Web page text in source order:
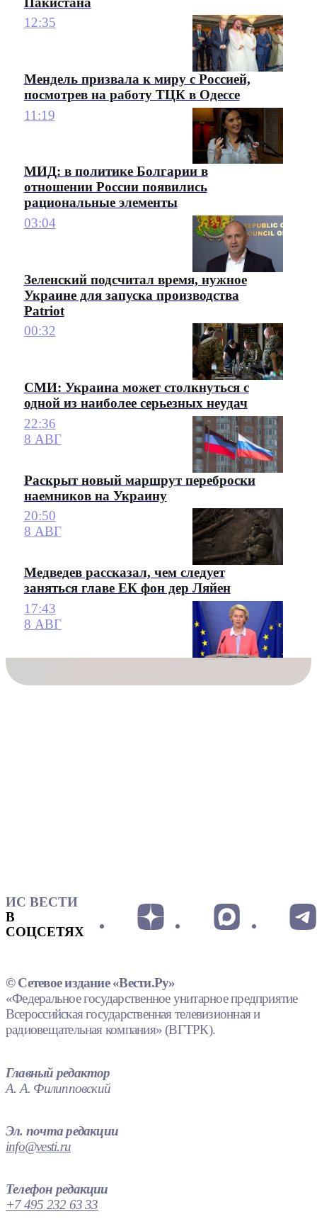
12:35
Мендель призвала к миру с Россией,
посмотрев на работу ТЦК в Одессе
11:19
МИД: в политике Болгарии в
отношении России появились
рациональные элементы
03:04
Зеленский подсчитал время, нужное
Украине для запуска производства
Patriot
00:32
СМИ: Украина может столкнуться с
одной из наиболее серьезных неудач
22:36
8 АВГ
Раскрыт новый маршрут переброски
наемников на Украину
20:50
8 АВГ
Медведев рассказал, чем следует
заняться главе ЕК фон дер Ляйен
17:43
8 АВГ
ИС ВЕСТИ
В
СОЦСЕТЯХ
© Сетевое издание «Вести.Ру»
«Федеральное государственное унитарное предприятие
Всероссийская государственная телевизионная и
радиовещательная компания» (ВГТРК).
Главный редактор
А. А. Филипповский
Эл. почта редакции
info@vesti.ru
Телефон редакции
+7 495 232 63 33